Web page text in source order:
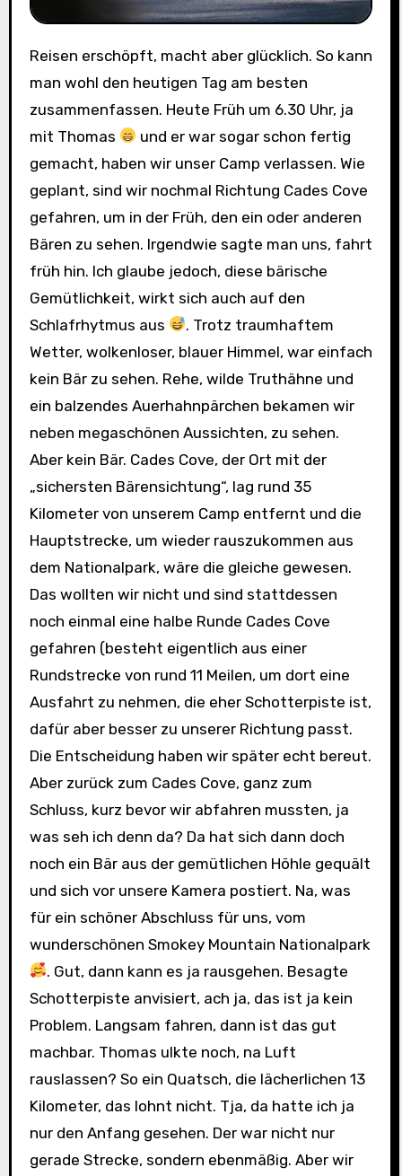
Reisen erschöpft, macht aber glücklich. So kann
man wohl den heutigen Tag am besten
zusammenfassen. Heute Früh um 6.30 Uhr, ja
mit Thomas
und er war sogar schon fertig
gemacht, haben wir unser Camp verlassen. Wie
geplant, sind wir nochmal Richtung Cades Cove
gefahren, um in der Früh, den ein oder anderen
Bären zu sehen. Irgendwie sagte man uns, fahrt
früh hin. Ich glaube jedoch, diese bärische
Gemütlichkeit, wirkt sich auch auf den
Schlafrhytmus aus
. Trotz traumhaftem
Wetter, wolkenloser, blauer Himmel, war einfach
kein Bär zu sehen. Rehe, wilde Truthähne und
ein balzendes Auerhahnpärchen bekamen wir
neben megaschönen Aussichten, zu sehen.
Aber kein Bär. Cades Cove, der Ort mit der
„sichersten Bärensichtung“, lag rund 35
Kilometer von unserem Camp entfernt und die
Hauptstrecke, um wieder rauszukommen aus
dem Nationalpark, wäre die gleiche gewesen.
Das wollten wir nicht und sind stattdessen
noch einmal eine halbe Runde Cades Cove
gefahren (besteht eigentlich aus einer
Rundstrecke von rund 11 Meilen, um dort eine
Ausfahrt zu nehmen, die eher Schotterpiste ist,
dafür aber besser zu unserer Richtung passt.
Die Entscheidung haben wir später echt bereut.
Aber zurück zum Cades Cove, ganz zum
Schluss, kurz bevor wir abfahren mussten, ja
was seh ich denn da? Da hat sich dann doch
noch ein Bär aus der gemütlichen Höhle gequält
und sich vor unsere Kamera postiert. Na, was
für ein schöner Abschluss für uns, vom
wunderschönen Smokey Mountain Nationalpark
. Gut, dann kann es ja rausgehen. Besagte
Schotterpiste anvisiert, ach ja, das ist ja kein
Problem. Langsam fahren, dann ist das gut
machbar. Thomas ulkte noch, na Luft
rauslassen? So ein Quatsch, die lächerlichen 13
Kilometer, das lohnt nicht. Tja, da hatte ich ja
nur den Anfang gesehen. Der war nicht nur
gerade Strecke, sondern ebenmäßig. Aber wir